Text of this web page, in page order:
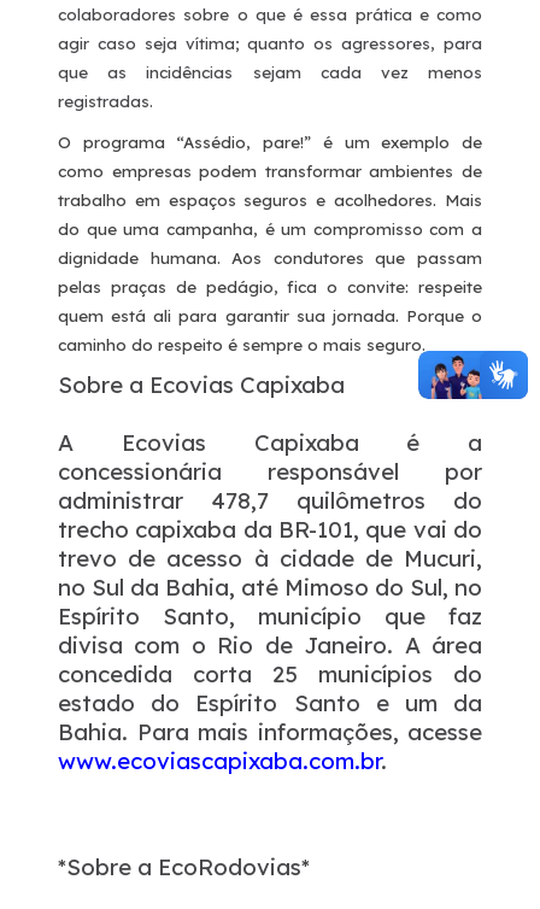
colaboradores sobre o que é essa prática e como
agir caso seja vítima; quanto os agressores, para
que as incidências sejam cada vez menos
registradas.
O programa “Assédio, pare!” é um exemplo de
como empresas podem transformar ambientes de
trabalho em espaços seguros e acolhedores. Mais
do que uma campanha, é um compromisso com a
dignidade humana. Aos condutores que passam
pelas praças de pedágio, fica o convite: respeite
quem está ali para garantir sua jornada. Porque o
caminho do respeito é sempre o mais seguro.
Sobre a Ecovias Capixaba
A Ecovias Capixaba é a
concessionária responsável por
administrar 478,7 quilômetros do
trecho capixaba da BR-101, que vai do
trevo de acesso à cidade de Mucuri,
no Sul da Bahia, até Mimoso do Sul, no
Espírito Santo, município que faz
divisa com o Rio de Janeiro. A área
concedida corta 25 municípios do
estado do Espírito Santo e um da
Bahia. Para mais informações, acesse
www.ecoviascapixaba.com.br.
*Sobre a EcoRodovias*